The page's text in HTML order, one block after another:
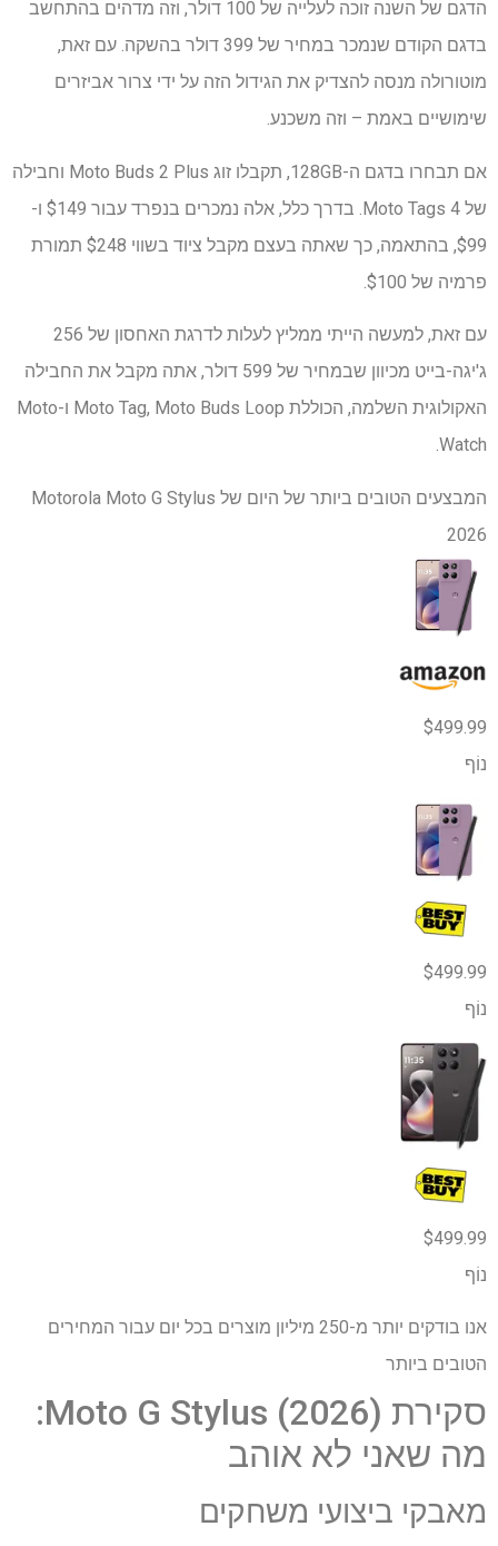
הדגם של השנה זוכה לעלייה של 100 דולר, וזה מדהים בהתחשב
בדגם הקודם שנמכר במחיר של 399 דולר בהשקה. עם זאת,
מוטורולה מנסה להצדיק את הגידול הזה על ידי צרור אביזרים
שימושיים באמת – וזה משכנע.
אם תבחרו בדגם ה-128GB, תקבלו זוג Moto Buds 2 Plus וחבילה
של 4 Moto Tags. בדרך כלל, אלה נמכרים בנפרד עבור $149 ו-
$99, בהתאמה, כך שאתה בעצם מקבל ציוד בשווי $248 תמורת
פרמיה של $100.
עם זאת, למעשה הייתי ממליץ לעלות לדרגת האחסון של 256
ג'יגה-בייט מכיוון שבמחיר של 599 דולר, אתה מקבל את החבילה
האקולוגית השלמה, הכוללת Moto Tag, Moto Buds Loop ו-Moto
Watch.
המבצעים הטובים ביותר של היום של Motorola Moto G Stylus
2026
$499.99
נוֹף
$499.99
נוֹף
$499.99
נוֹף
אנו בודקים יותר מ-250 מיליון מוצרים בכל יום עבור המחירים
הטובים ביותר
סקירת Moto G Stylus (2026):
מה שאני לא אוהב
מאבקי ביצועי משחקים